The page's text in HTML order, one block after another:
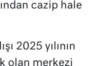
cazip hale
2025 yılının
olan merkezi